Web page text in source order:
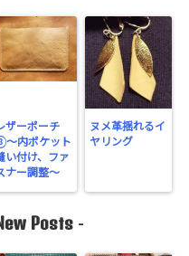
ザーポーチ
内ポケット
い付け、ファ
ナー調整〜
ヌメ革揺れるイ
ヤリング
Posts -